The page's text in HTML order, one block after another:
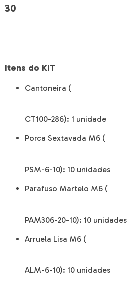
30
Itens do KIT
Cantoneira (
CT100-286): 1 unidade
Porca Sextavada M6 (
PSM-6-10): 10 unidades
Parafuso Martelo M6 (
PAM306-20-10): 10 unidades
Arruela Lisa M6 (
ALM-6-10): 10 unidades